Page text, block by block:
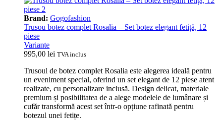
Brand: Gogofashion
Trusou botez complet Rosalia – Set botez elegant fetiță, 12
piese
Variante
995,00 lei TVA inclus
Trusoul de botez complet Rosalia este alegerea ideală pentru
un eveniment special, oferind un set elegant de 12 piese atent
realizate, cu personalizare inclusă. Design delicat, materiale
premium și posibilitatea de a alege modelele de lumânare și
cufăr transformă acest set într-o opțiune rafinată pentru
botezul unei fetițe.